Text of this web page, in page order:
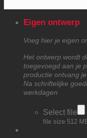
Eigen ontwerp
Voeg hier je eigen
Het ontwerp wordt
toegevoegd aan je
productie ontvang
Na schriftelijke
werkdagen
Select file
file size 512